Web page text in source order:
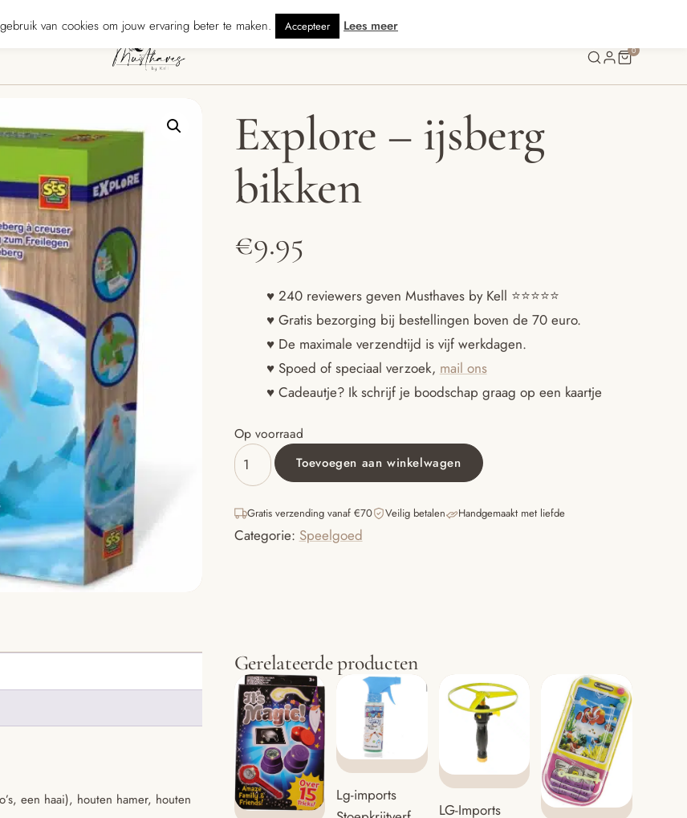
240 reviewers geven ons ★★★★★ · Gratis verzending vanaf € 70 · Gratis kaartje met je bestelling • Verzonden
0
Explore – ijsberg
bikken
€9.95
♥ 240 reviewers geven Musthaves by Kell ⭐️⭐️⭐️⭐️⭐️
♥ Gratis bezorging bij bestellingen boven de 70 euro.
♥ De maximale verzendtijd is vijf werkdagen.
♥ Spoed of speciaal verzoek, mail ons
♥ Cadeautje? Ik schrijf je boodschap graag op een kaartje
Op voorraad
Explore
bikken
aantal
Toevoegen aan winkelwagen
Gratis verzending vanaf €70 Veilig betalen Handgemaakt met liefde
Categorie: Speelgoed
een haai), houten hamer, houten
Gerelateerde producten
Lg-imports
LG-Imports
van cookies om jouw ervaring beter te maken. Accepteer Lees meer